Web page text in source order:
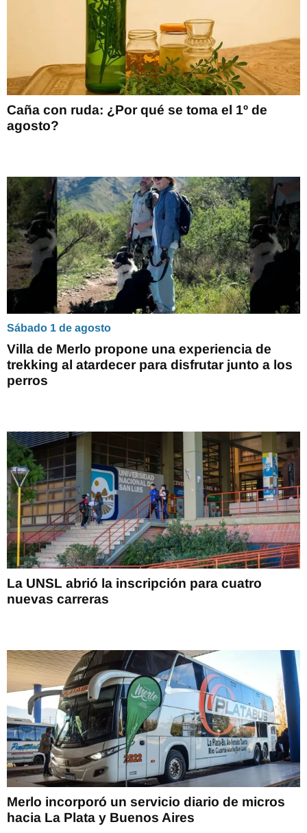
Caña con ruda: ¿Por qué se toma el 1º de
agosto?
Sábado 1 de agosto
Villa de Merlo propone una experiencia de
trekking al atardecer para disfrutar junto a los
perros
La UNSL abrió la inscripción para cuatro
nuevas carreras
Merlo incorporó un servicio diario de micros
hacia La Plata y Buenos Aires